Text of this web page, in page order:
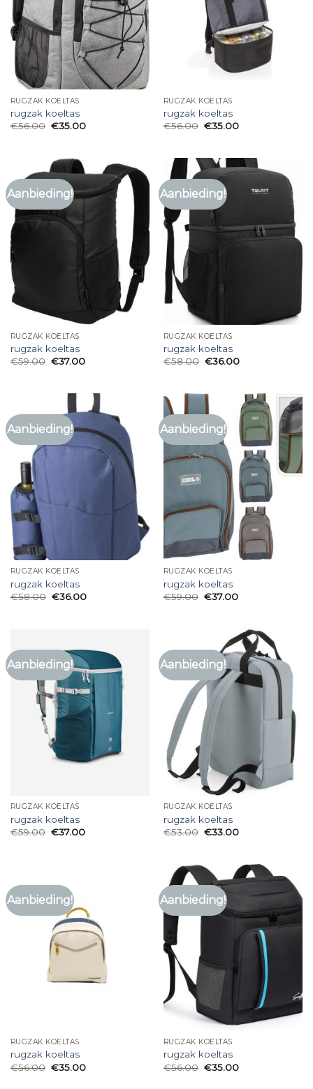
RUGZAK KOELTAS
rugzak koeltas
€56.00 €35.00
RUGZAK KOELTAS
rugzak koeltas
€56.00 €35.00
Aanbieding!
RUGZAK KOELTAS
rugzak koeltas
€59.00 €37.00
Aanbieding!
RUGZAK KOELTAS
rugzak koeltas
€58.00 €36.00
Aanbieding!
RUGZAK KOELTAS
rugzak koeltas
€58.00 €36.00
Aanbieding!
RUGZAK KOELTAS
rugzak koeltas
€59.00 €37.00
Aanbieding!
RUGZAK KOELTAS
rugzak koeltas
€59.00 €37.00
Aanbieding!
RUGZAK KOELTAS
rugzak koeltas
€53.00 €33.00
Aanbieding!
RUGZAK KOELTAS
rugzak koeltas
€56.00 €35.00
Aanbieding!
RUGZAK KOELTAS
rugzak koeltas
€56.00 €35.00